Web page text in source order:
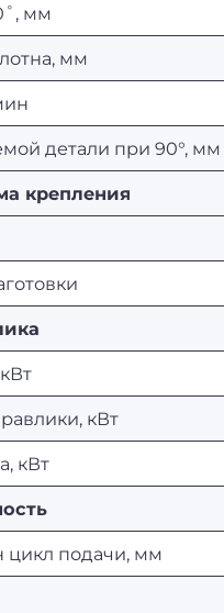
мм
мм
детали при 90°, мм
крепления
кВт
кВт
цикл подачи, мм